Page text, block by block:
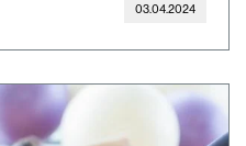
03.04.2024